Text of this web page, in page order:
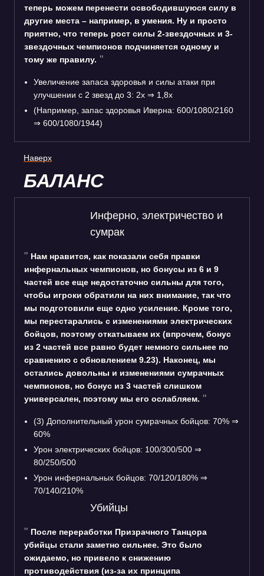
теперь можем перенести освободившуюся силу в
другие места – например, в умения. Ну и просто
приятно, что теперь рост силы 2-звездочных и 3-
звездочных чемпионов подчиняется одному и
тому же правилу.
Увеличение запаса здоровья и силы атаки при
улучшении с 2 звезд до 3: 2x ⇒ 1,8x
(Например, запас здоровья Иверна: 600/1080/2160
⇒ 600/1080/1944)
Наверх
БАЛАНС
Инферно, электричество и
сумрак
Нам нравится, как показали себя правки
инфернальных чемпионов, но бонусы из 6 и 9
частей все еще недостаточно сильны для того,
чтобы игроки обратили на них внимание, так что
мы подготовили еще одно усиление. Кроме того,
мы перестарались с изменениями электрических
бойцов, поэтому откатываем их (впрочем, бонус
из 2 частей все равно будет немного сильнее по
сравнению с обновлением 9.23). Наконец, мы
остались довольны и изменениями сумрачных
чемпионов, но бонус из 3 частей слишком
универсален, поэтому мы его ослабляем.
(3) Дополнительный урон сумрачных бойцов: 70% ⇒
60%
Урон электрических бойцов: 100/300/500 ⇒
80/250/500
Урон инфернальных бойцов: 70/120/180% ⇒
70/140/210%
Убийцы
После переработки Призрачного Танцора
убийцы стали заметно сильнее. Это было
ожидаемо, но привело к снижению
противодействия (из-за их принципа